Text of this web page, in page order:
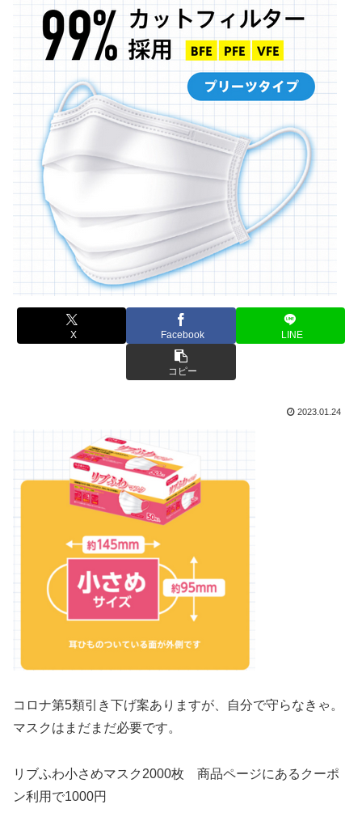
X Facebook LINE
コピー
2023.01.24
コロナ第5類引き下げ案ありますが、自分で守らなきゃ。
マスクはまだまだ必要です。
リブふわ小さめマスク2000枚 商品ページにある クーポ
ン利用で1000円